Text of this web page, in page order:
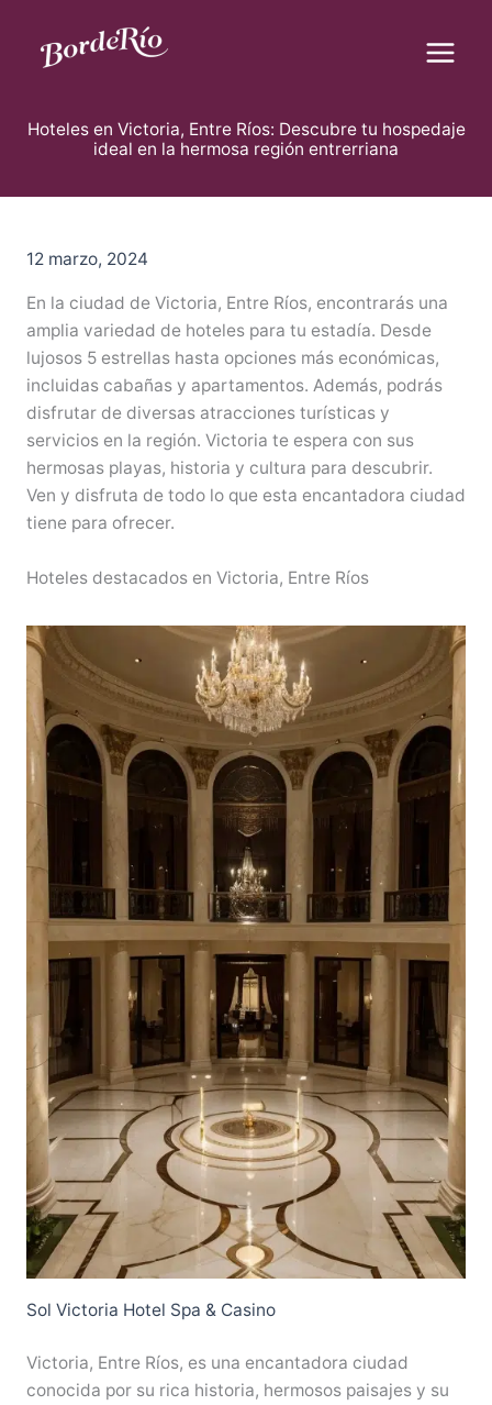
contenido
Hoteles en Victoria, Entre Ríos: Descubre tu hospedaje
ideal en la hermosa región entrerriana
12 marzo, 2024
En la ciudad de Victoria, Entre Ríos, encontrarás una
amplia variedad de hoteles para tu estadía. Desde
lujosos 5 estrellas hasta opciones más económicas,
incluidas cabañas y apartamentos. Además, podrás
disfrutar de diversas atracciones turísticas y
servicios en la región. Victoria te espera con sus
hermosas playas, historia y cultura para descubrir.
Ven y disfruta de todo lo que esta encantadora ciudad
tiene para ofrecer.
Hoteles destacados en Victoria, Entre Ríos
Sol Victoria Hotel Spa & Casino
Victoria, Entre Ríos, es una encantadora ciudad
conocida por su rica historia, hermosos paisajes y su
r